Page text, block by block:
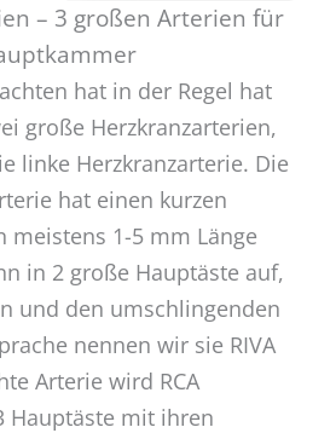
– 3 großen Arterien für
hat in der Regel hat
große Herzkranzarterien,
linke Herzkranzarterie. Die
hat einen kurzen
meistens 1-5 mm Länge
in 2 große Hauptäste auf,
und den umschlingenden
nennen wir sie RIVA
Arterie wird RCA
Hauptäste mit ihren